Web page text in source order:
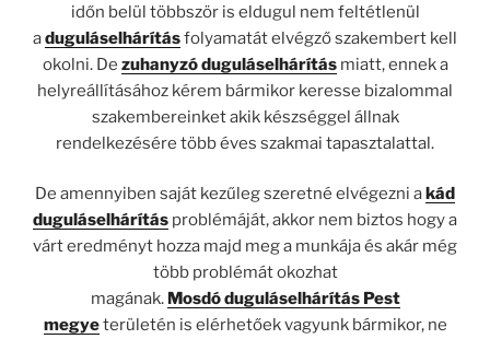
időn belül többször is eldugul nem feltétlenül
aduguláselhárításfolyamatát elvégző szakembert kell
okolni. De zuhanyzó duguláselhárításmiatt, ennek a
helyreállításához kérem bármikor keresse bizalommal
szakembereinket akik készséggel állnak
rendelkezésére több éves szakmai tapasztalattal.
De amennyiben saját kezűleg szeretné elvégezni akád
duguláselhárítás problémáját, akkor nem biztos hogy a
várt eredményt hozza majd meg a munkája és akár még
több problémát okozhat
magának. Mosdóduguláselhárítás Pest
megyeterületén is elérhetőek vagyunk bármikor, ne